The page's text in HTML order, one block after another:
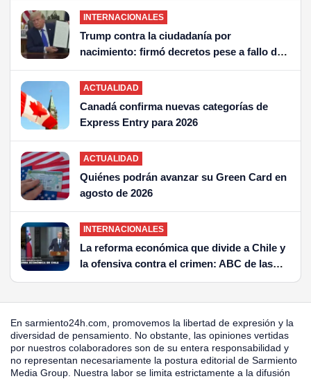
INTERNACIONALES
Trump contra la ciudadanía por
nacimiento: firmó decretos pese a fallo de
la Corte Suprema
ACTUALIDAD
Canadá confirma nuevas categorías de
Express Entry para 2026
ACTUALIDAD
Quiénes podrán avanzar su Green Card en
agosto de 2026
INTERNACIONALES
La reforma económica que divide a Chile y
la ofensiva contra el crimen: ABC de las
dos grandes apuestas de Kast
En sarmiento24h.com, promovemos la libertad de expresión y la
diversidad de pensamiento. No obstante, las opiniones vertidas
por nuestros colaboradores son de su entera responsabilidad y
no representan necesariamente la postura editorial de Sarmiento
Media Group. Nuestra labor se limita estrictamente a la difusión